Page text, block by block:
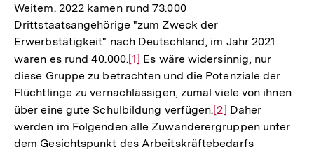
Weitem. 2022 kamen rund 73.000
Drittstaatsangehörige "zum Zweck der
Erwerbstätigkeit" nach Deutschland, im Jahr 2021
waren es rund 40.000.Zur
Auflösung
der
Fußnote
[1] Es wäre widersinnig, nur
diese Gruppe zu betrachten und die Potenziale der
Flüchtlinge zu vernachlässigen, zumal viele von ihnen
über eine gute Schulbildung verfügen.Zur
Auflösung
der
[2] Daher
werden im Folgenden alle Zuwanderergruppen unter
dem Gesichtspunkt des Arbeitskräftebedarfs